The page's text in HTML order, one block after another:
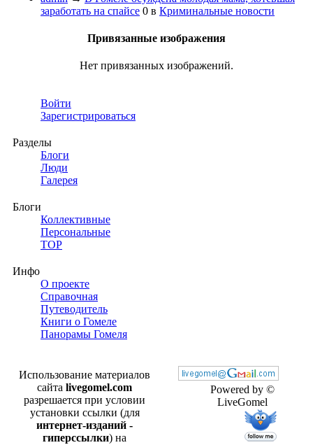
заработать на спайсе 0 в Криминальные новости
Привязанные изображения
Нет привязанных изображений.
Войти
Зарегистрироваться
Разделы
Блоги
Люди
Галерея
Блоги
Коллективные
Персональные
TOP
Инфо
О проекте
Справочная
Путеводитель
Книги о Гомеле
Панорамы Гомеля
Powered by ©
LiveGomel
Использование материалов
сайта livegomel.com
разрешается при условии
установки ссылки (для
интернет-изданий -
гиперссылки) на